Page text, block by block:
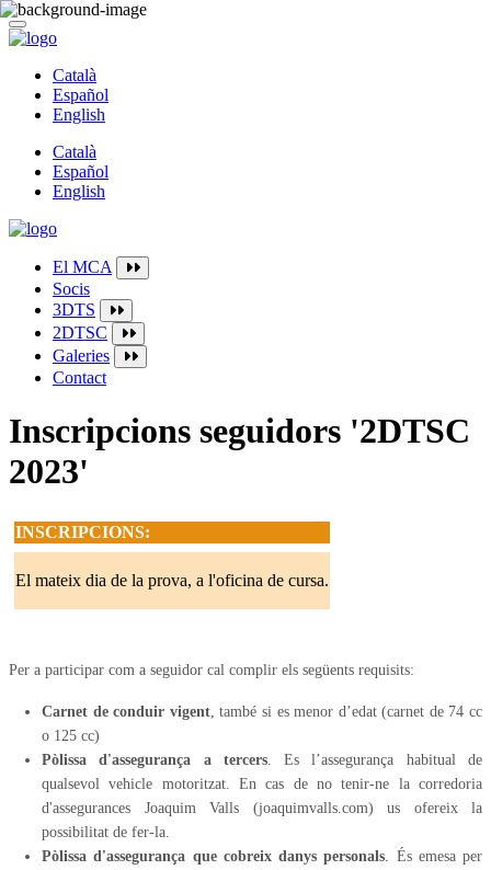
Català
Español
English
Català
Español
English
El MCA
Socis
3DTS
2DTSC
Galeries
Contact
Inscripcions seguidors '2DTSC
2023'
INSCRIPCIONS:
El mateix dia de la prova, a l'oficina de cursa.
Per a participar com a seguidor cal complir els següents requisits:
Carnet de conduir vigent, també si es menor d’edat (carnet de 74 cc
o 125 cc)
Pòlissa d'assegurança a tercers. Es l’assegurança habitual de
qualsevol vehicle motoritzat. En cas de no tenir-ne la corredoria
d'assegurances Joaquim Valls (joaquimvalls.com) us ofereix la
possibilitat de fer-la.
Pòlissa d'assegurança que cobreix danys personals . És emesa per